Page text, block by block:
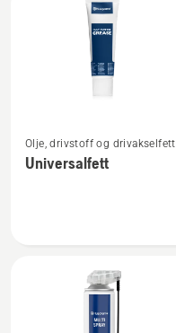
flere
detaljer
Olje, drivstoff og drivakselfett
Universalfett